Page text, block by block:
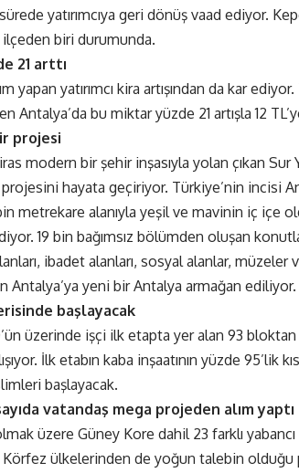
yatırımcıya geri dönüş vaad ediyor.
biri durumunda.
21 arttı
yapan yatırımcı kira artışından da kar
Antalya’da bu miktar yüzde 21 artışla 12
projesi
modern bir şehir inşasıyla yolan çıkan Sur
hayata geçiriyor. Türkiye’nin incisi
metrekare alanıyla yeşil ve mavinin iç içe
19 bin bağımsız bölümden oluşan
ibadet alanları, sosyal alanlar,
Antalya’ya yeni bir Antalya armağan ediliyor.
başlayacak
üzerinde işçi ilk etapta yer alan 93
İlk etabın kaba inşaatının yüzde 95’lik
başlayacak.
vatandaş mega projeden alım yaptı
üzere Güney Kore dahil 23 farklı
ülkelerinden de yoğun talebin